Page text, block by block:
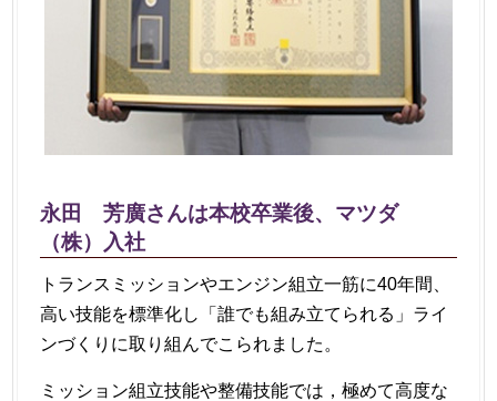
永田 芳廣さんは本校卒業後、マツダ
（株）入社
トランスミッションやエンジン組立一筋に40年間、
高い技能を標準化し「誰でも組み立てられる」ライ
ンづくりに取り組んでこられました。
ミッション組立技能や整備技能では，極めて高度な